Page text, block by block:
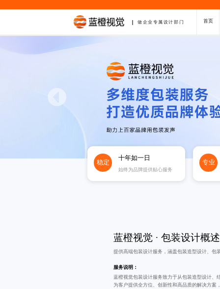
做企业专属设计部门 首页
稳定
十年如一日
始终为品牌提供贴心服务
专业
蓝橙视觉 · 包装设计概述
提供高端包装设计服务，涵盖包装造型设计、 包
服务说明：
蓝橙视觉包装设计服务致力于从包装造型设计、
为客户提供全方位、创新性和高品质的解决方案